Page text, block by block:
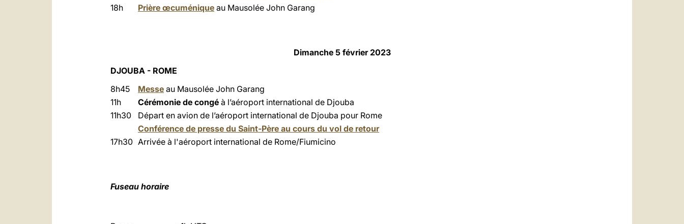
18h
Prière œcuménique au Mausolée John Garang
Dimanche 5 février 2023
DJOUBA - ROME
8h45
Messe au Mausolée John Garang
11h
Cérémonie de congé à l’aéroport international de Djouba
11h30
Départ en avion de l’aéroport international de Djouba pour Rome
Conférence de presse du Saint-Père au cours du vol de retour
17h30 Arrivée à l'aéroport international de Rome/Fiumicino
Fuseau horaire